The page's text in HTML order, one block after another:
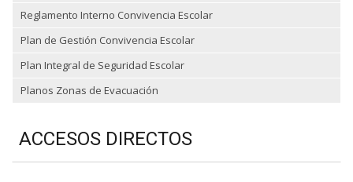
Reglamento Interno Convivencia Escolar
Plan de Gestión Convivencia Escolar
Plan Integral de Seguridad Escolar
Planos Zonas de Evacuación
ACCESOS DIRECTOS